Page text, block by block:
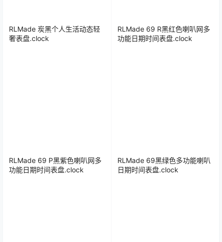
RLMade 炭黑个人生活动态轻
奢表盘.clock
RLMade 69 R黑红色喇叭网多
功能日期时间表盘.clock
RLMade 69 P黑紫色喇叭网多
功能日期时间表盘.clock
RLMade 69黑绿色多功能喇叭
日期时间表盘.clock